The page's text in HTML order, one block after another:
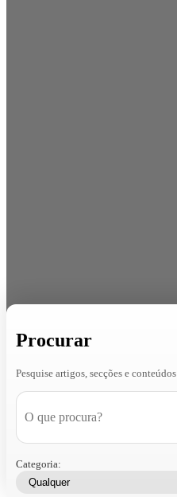
Procurar
Pesquise artigos, secções e conteúdos
Categoria: